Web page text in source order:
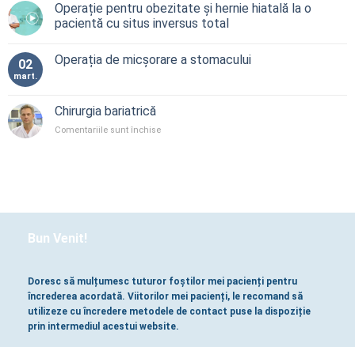
Operație pentru obezitate și hernie hiatală la o
pacientă cu situs inversus total
02
mart.
Operația de micșorare a stomacului
Chirurgia bariatrică
Comentariile sunt închisepentru
Bun Venit!
Doresc să mulțumesc tuturor foștilor mei pacienți pentru
încrederea acordată. Viitorilor mei pacienți, le recomand să
utilizeze cu încredere metodele de contact puse la dispoziție
prin intermediul acestui website.